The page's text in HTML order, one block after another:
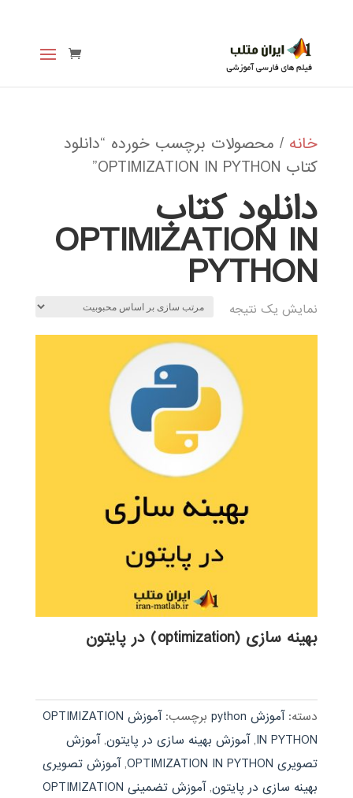
خانه / محصولات برچسب خورده “دانلود
کتاب OPTIMIZATION IN PYTHON”
دانلود کتاب
OPTIMIZATION IN
PYTHON
نمایش یک نتیجه
بهینه سازی (optimization) در پایتون
دسته:آموزش python برچسب:
آموزش OPTIMIZATION
IN PYTHON
,آموزش بهینه سازی در پایتون,آموزش
تصویری OPTIMIZATION IN PYTHON
,آموزش تصویری
بهینه سازی در پایتون,
آموزش تضمینی OPTIMIZATION